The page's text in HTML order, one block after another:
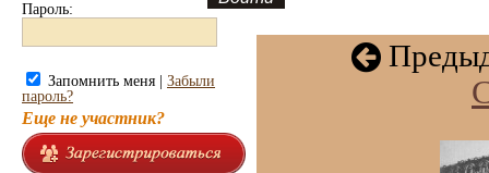
Пароль:
Запомнить меня | Забыли
пароль?
Еще не участник?